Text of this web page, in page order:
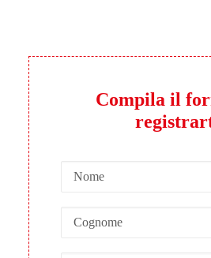
Compila il